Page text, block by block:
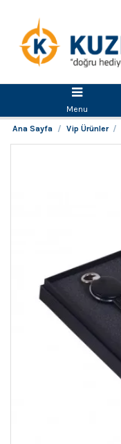
Menu
Ana Sayfa
Vip Ürünler